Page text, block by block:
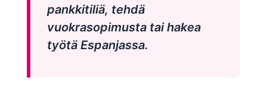
pankkitiliä, tehdä
vuokrasopimusta tai hakea
työtä Espanjassa.